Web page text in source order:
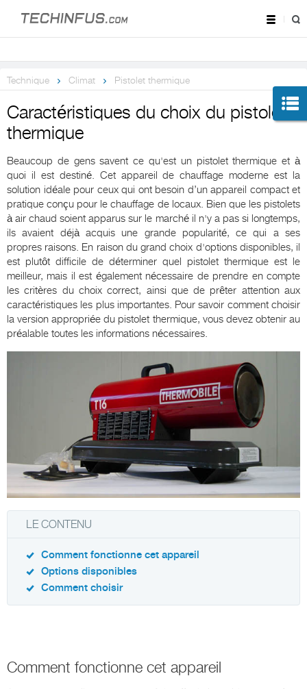
Technique Climat Pistolet thermique
Caractéristiques du choix du pistolet
thermique
Beaucoup de gens savent ce qu'est un pistolet thermique et à
quoi il est destiné. Cet appareil de chauffage moderne est la
solution idéale pour ceux qui ont besoin d’un appareil compact et
pratique conçu pour le chauffage de locaux. Bien que les pistolets
à air chaud soient apparus sur le marché il n'y a pas si longtemps,
ils avaient déjà acquis une grande popularité, ce qui a ses
propres raisons. En raison du grand choix d'options disponibles, il
est plutôt difficile de déterminer quel pistolet thermique est le
meilleur, mais il est également nécessaire de prendre en compte
les critères du choix correct, ainsi que de prêter attention aux
caractéristiques les plus importantes. Pour savoir comment choisir
la version appropriée du pistolet thermique, vous devez obtenir au
préalable toutes les informations nécessaires.
LE CONTENU
Comment fonctionne cet appareil
Options disponibles
Comment choisir
Comment fonctionne cet appareil